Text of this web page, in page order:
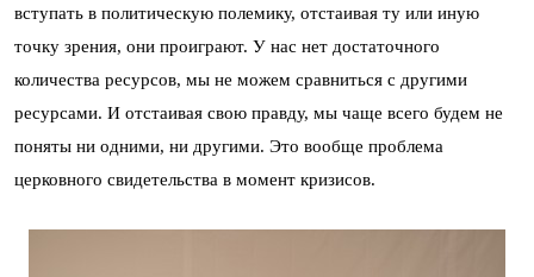
вступать в политическую полемику, отстаивая ту или иную
точку зрения, они проиграют. У нас нет достаточного
количества ресурсов, мы не можем сравниться с другими
ресурсами. И отстаивая свою правду, мы чаще всего будем не
поняты ни одними, ни другими. Это вообще проблема
церковного свидетельства в момент кризисов.